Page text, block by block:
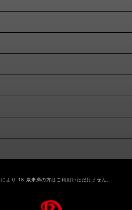
より 18 歳未満の方はご利用いただけません。